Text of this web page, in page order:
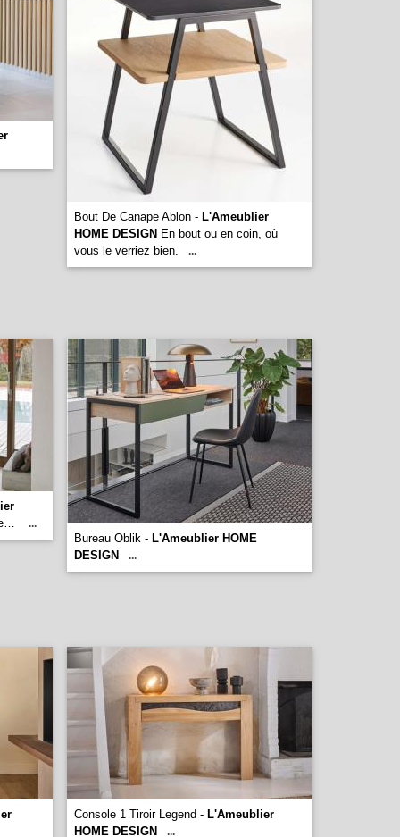
Bout De Canape Ablon - L'Ameublier
HOME DESIGN En bout ou en coin, où
vous le verriez bien.
...
...
Bureau Oblik - L'Ameublier HOME
DESIGN
...
Console 1 Tiroir Legend - L'Ameublier
HOME DESIGN
...